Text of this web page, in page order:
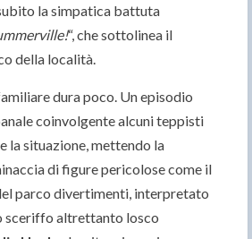
la simpatica battuta
“, che sottolinea il
della località.
dura poco. Un episodio
coinvolgente alcuni teppisti
la situazione, mettendo la
di figure pericolose come il
parco divertimenti, interpretato
sceriffo altrettanto losco